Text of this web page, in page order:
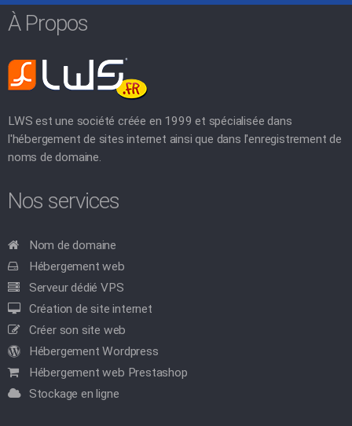
À Propos
LWS est une société créée en 1999 et spécialisée dans
l'hébergement de sites internet ainsi que dans l'enregistrement de
noms de domaine.
Nos services
Nom de domaine
Hébergement web
Serveur dédié VPS
Création de site internet
Créer son site web
Hébergement Wordpress
Hébergement web Prestashop
Stockage en ligne